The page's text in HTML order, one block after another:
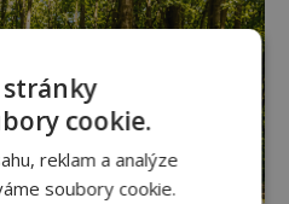
nepříjemnost přivede
náustků k
pití po celém […]
cookie.
reklam a analýze
soubory cookie.